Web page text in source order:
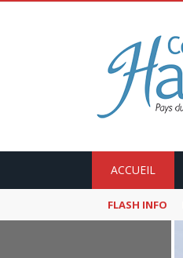
ACCUEIL
FLASH INFO